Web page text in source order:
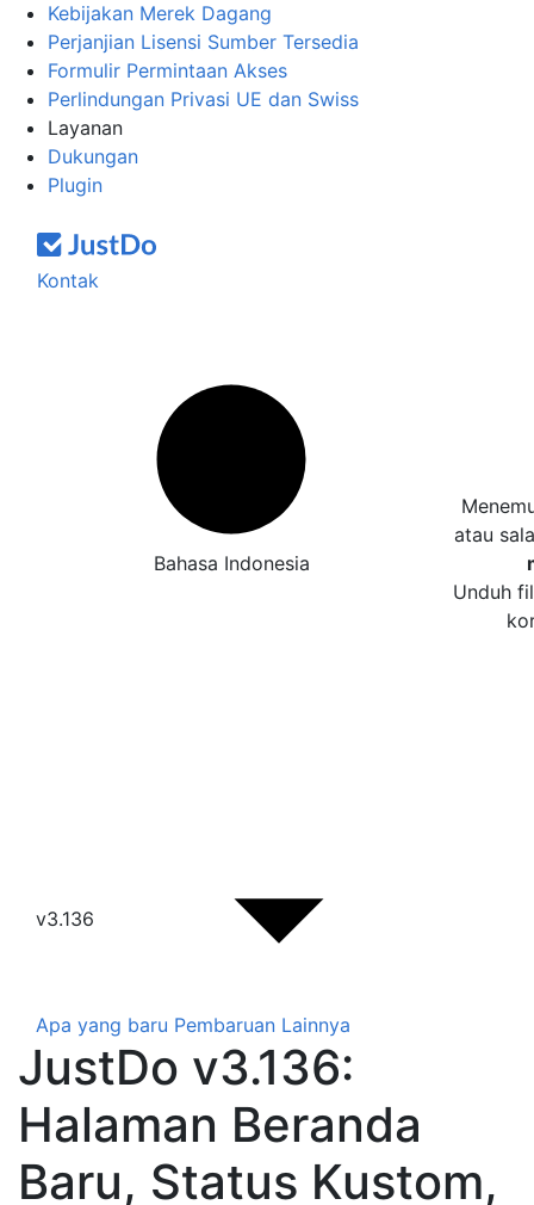
Kebijakan Merek Dagang
Perjanjian Lisensi Sumber Tersedia
Formulir Permintaan Akses
Perlindungan Privasi UE dan Swiss
Layanan
Dukungan
Plugin
Kontak
Bahasa Indonesia
atau
Unduh
v3.136
Apa yang baru Pembaruan Lainnya
JustDo v3.136:
Halaman Beranda
Baru, Status Kustom,